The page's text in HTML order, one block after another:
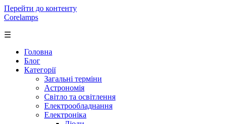
Перейти до контенту
Corelamps
☰
Головна
Блог
Категорії
Загальні терміни
Астрономія
Світло та освітлення
Електрообладнання
Електроніка